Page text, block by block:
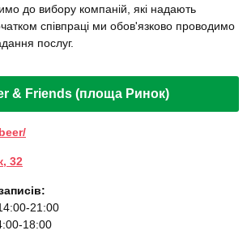
до вибору компаній, які надають
співпраці ми обов'язково проводимо
послуг.
& Friends (площа Ринок)
32
21:00
18:00